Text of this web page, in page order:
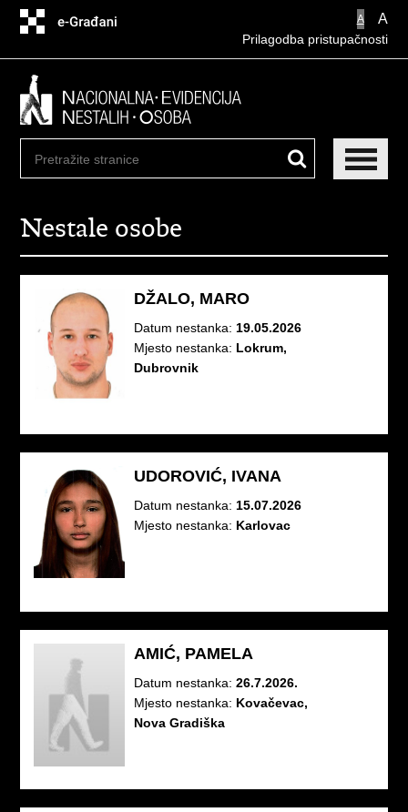
sadržaj
A A
Prilagodba pristupačnosti
Nestale osobe
DŽALO, MARO
Datum nestanka: 19.05.2026
Mjesto nestanka: Lokrum,
Dubrovnik
UDOROVIĆ, IVANA
Datum nestanka: 15.07.2026
Mjesto nestanka: Karlovac
AMIĆ, PAMELA
Datum nestanka:26.7.2026.
Mjesto nestanka: Kovačevac,
Nova Gradiška